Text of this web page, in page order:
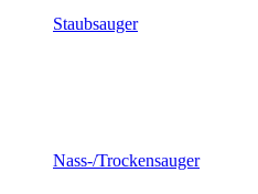
Staubsauger
Nass-/Trockensauger